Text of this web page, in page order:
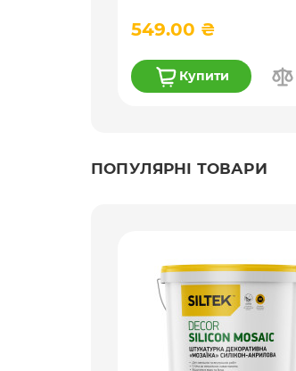
549.00 ₴
Купити
ПОПУЛЯРНІ ТОВАРИ